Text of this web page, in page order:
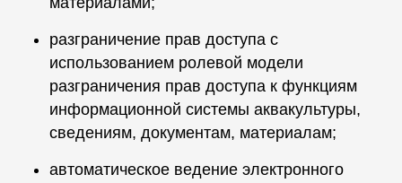
разграничение прав доступа с
использованием ролевой модели
разграничения прав доступа к функциям
информационной системы аквакультуры,
сведениям, документам, материалам;
автоматическое ведение электронного